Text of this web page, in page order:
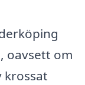
oavsett om
krossat